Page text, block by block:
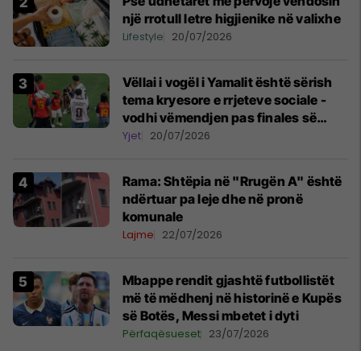
një rrotull letre higjienike në valixhe
Lifestyle 20/07/2026
Vëllai i vogël i Yamalit është sërish
tema kryesore e rrjeteve sociale -
vodhi vëmendjen pas finales së
Kupës së Botës
Yjet 20/07/2026
Rama: Shtëpia në "Rrugën A" është
ndërtuar pa leje dhe në pronë
komunale
Lajme 22/07/2026
Mbappe rendit gjashtë futbollistët
më të mëdhenj në historinë e Kupës
së Botës, Messi mbetet i dyti
Përfaqësueset 23/07/2026